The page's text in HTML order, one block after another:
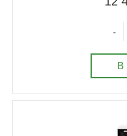
-
В